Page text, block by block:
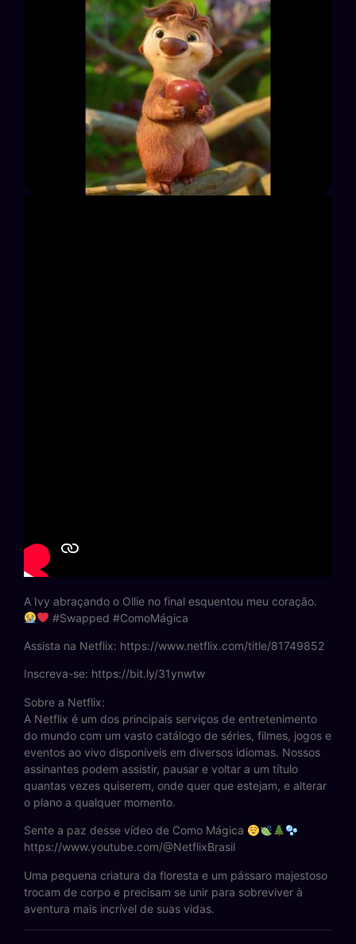
A Ivy abraçando o Ollie no final esquentou meu coração.
#Swapped #ComoMágica
Assista na Netflix: https://www.netflix.com/title/81749852
Inscreva-se: https://bit.ly/31ynwtw
Sobre a Netflix:
A Netflix é um dos principais serviços de entretenimento
do mundo com um vasto catálogo de séries, filmes, jogos e
eventos ao vivo disponíveis em diversos idiomas. Nossos
assinantes podem assistir, pausar e voltar a um título
quantas vezes quiserem, onde quer que estejam, e alterar
o plano a qualquer momento.
Sente a paz desse vídeo de Como Mágica
https://www.youtube.com/@NetflixBrasil
Uma pequena criatura da floresta e um pássaro majestoso
trocam de corpo e precisam se unir para sobreviver à
aventura mais incrível de suas vidas.